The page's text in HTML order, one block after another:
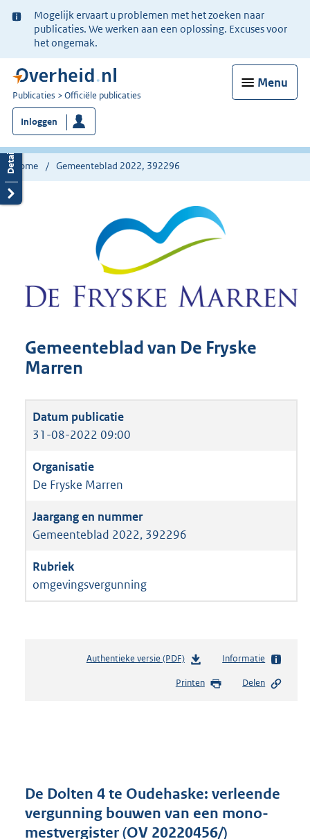
Ter
informatie:
Mogelijk ervaart u problemen met het zoeken naar
publicaties. We werken aan een oplossing. Excuses voor
het ongemak.
Menu
U
bent
nu
hier:
Publicaties Officiële publicaties
Inloggen
Home Gemeenteblad 2022, 392296
Gemeenteblad van De Fryske
Marren
31-08-2022 09:00
De Fryske Marren
Gemeenteblad 2022, 392296
omgevingsvergunning
Authentieke versie (PDF)b
s
r
o
t
Informatie
Printen Delen
De Dolten 4 te Oudehaske: verleende
vergunning bouwen van een mono-
mestvergister (OV 20220456/)